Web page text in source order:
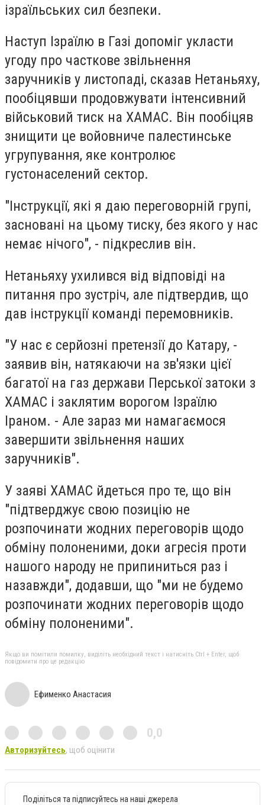
ізраїльських сил безпеки.
Наступ Ізраїлю в Газі допоміг укласти
угоду про часткове звільнення
заручників у листопаді, сказав Нетаньяху,
пообіцявши продовжувати інтенсивний
військовий тиск на ХАМАС. Він пообіцяв
знищити це войовниче палестинське
угрупування, яке контролює
густонаселений сектор.
"Інструкції, які я даю переговорній групі,
засновані на цьому тиску, без якого у нас
немає нічого", - підкреслив він.
Нетаньяху ухилився від відповіді на
питання про зустріч, але підтвердив, що
дав інструкції команді перемовників.
"У нас є серйозні претензії до Катару, -
заявив він, натякаючи на зв'язки цієї
багатої на газ держави Перської затоки з
ХАМАС і заклятим ворогом Ізраїлю
Іраном. - Але зараз ми намагаємося
завершити звільнення наших
заручників".
У заяві ХАМАС йдеться про те, що він
"підтверджує свою позицію не
розпочинати жодних переговорів щодо
обміну полоненими, доки агресія проти
нашого народу не припиниться раз і
назавжди", додавши, що "ми не будемо
розпочинати жодних переговорів щодо
обміну полоненими".
Якщо ви помітили помилку, виділіть необхідний текст і натисніть Ctrl + Enter, щоб
повідомити про це редакцію
Ефименко Анастасия
0,0
Авторизуйтесь, щоб оцінити
Поділіться та підписуйтесь на наші джерела